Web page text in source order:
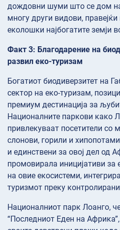
дождовни шуми што се дом
многу други видови,
еколошки најбогатите земји
Факт 3: Благодарение на
развил еко-туризам
Богатиот биодиверзитет на
сектор на еко-туризам,
премиум дестинација за
Националните паркови како
привлекуваат посетители со
слонови, горили и
и единствени за овој дел од
промовирала иницијативи за
на овие екосистеми,
туризмот преку
Националниот парк Лоанго,
“Последниот Еден на